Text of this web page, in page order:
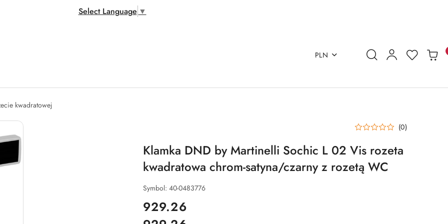
Select Language ▼
PLN
kwadratowej
(0)
Klamka DND by Martinelli Sochic L 02 Vis rozeta
kwadratowa chrom-satyna/czarny z rozetą WC
Symbol: 40-0483776
cena:
929.26